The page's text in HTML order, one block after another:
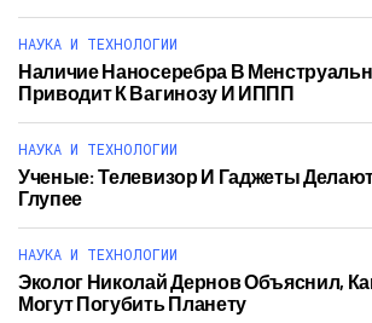
НАУКА И ТЕХНОЛОГИИ
Наличие Наносеребра В
Приводит К Вагинозу И ИППП
НАУКА И ТЕХНОЛОГИИ
Ученые: Телевизор И Гаджеты
Глупее
НАУКА И ТЕХНОЛОГИИ
Эколог Николай Дернов Объяснил,
Могут Погубить Планету